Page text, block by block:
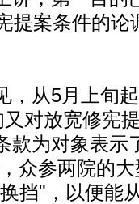
提案条件的论
从5月上旬起
对放宽修宪
款为对象表示
众参两院的
挡"，以便能